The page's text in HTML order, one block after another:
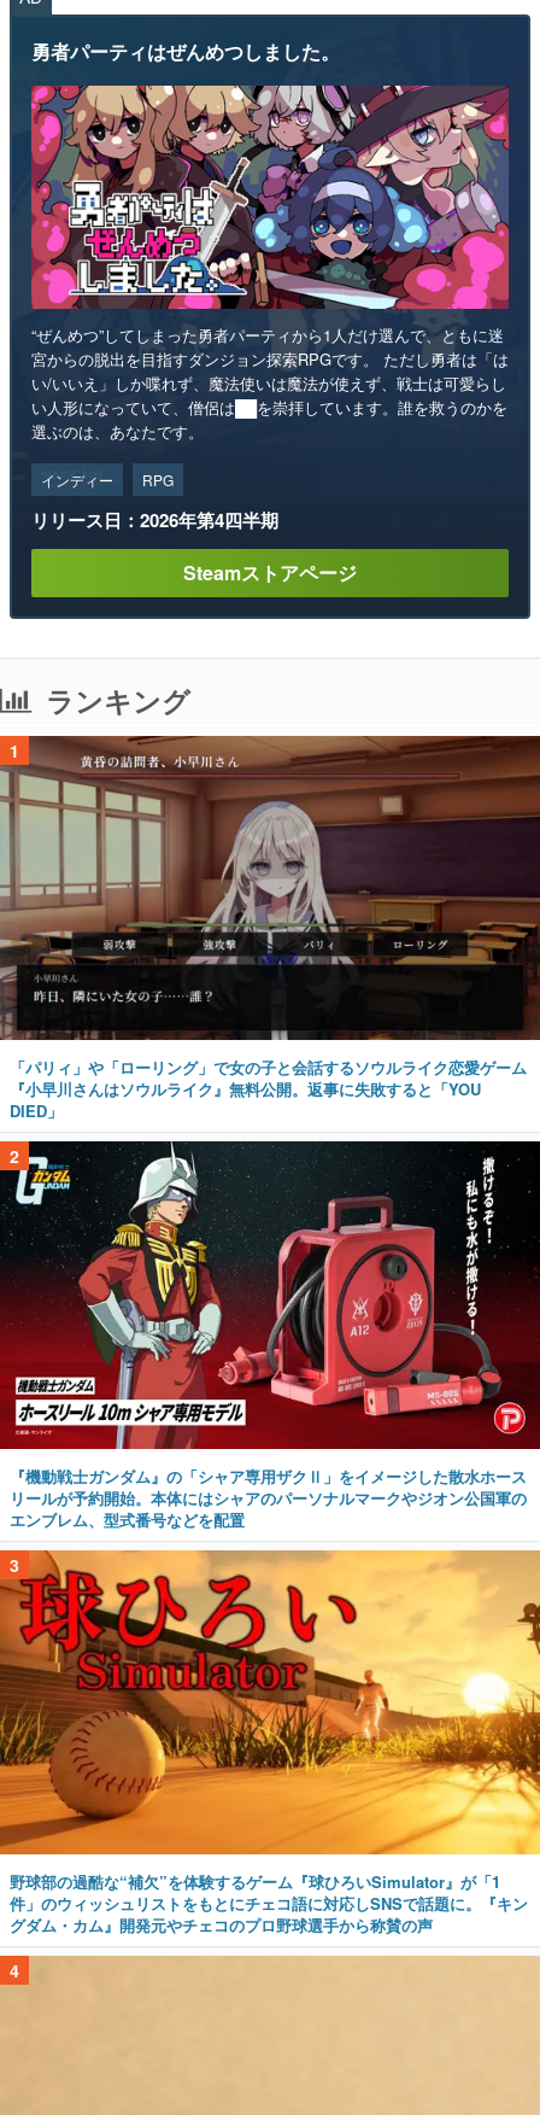
勇者パーティはぜんめつしました。
“ぜんめつ”してしまった勇者パーティから1人だけ選んで、ともに迷
宮からの脱出を目指すダンジョン探索RPGです。 ただし勇者は「は
い/いいえ」しか喋れず、魔法使いは魔法が使えず、戦士は可愛らし
い人形になっていて、僧侶は██を崇拝しています。誰を救うのかを
選ぶのは、あなたです。
インディー RPG
リリース日：2026年第4四半期
Steamストアページ
ランキング
1
「パリィ」や「ローリング」で女の子と会話するソウルライク恋愛ゲーム
『小早川さんはソウルライク』無料公開。返事に失敗すると「YOU
DIED」
2
『機動戦士ガンダム』の「シャア専用ザクⅡ」をイメージした散水ホース
リールが予約開始。本体にはシャアのパーソナルマークやジオン公国軍の
エンブレム、型式番号などを配置
3
野球部の過酷な“補欠”を体験するゲーム『球ひろいSimulator』が「1
件」のウィッシュリストをもとにチェコ語に対応しSNSで話題に。『キン
グダム・カム』開発元やチェコのプロ野球選手から称賛の声
4